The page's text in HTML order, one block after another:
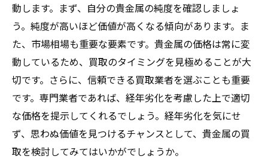
動します。まず、自分の貴金属の純度を確認しましょ
う。純度が高いほど価値が高くなる傾向があります。ま
た、市場相場も重要な要素です。貴金属の価格は常に変
動しているため、買取のタイミングを見極めることが大
切です。さらに、信頼できる買取業者を選ぶことも重要
です。専門業者であれば、経年劣化を考慮した上で適切
な価格を提示してくれるでしょう。経年劣化を気にせ
ず、思わぬ価値を見つけるチャンスとして、貴金属の買
取を検討してみてはいかがでしょうか。